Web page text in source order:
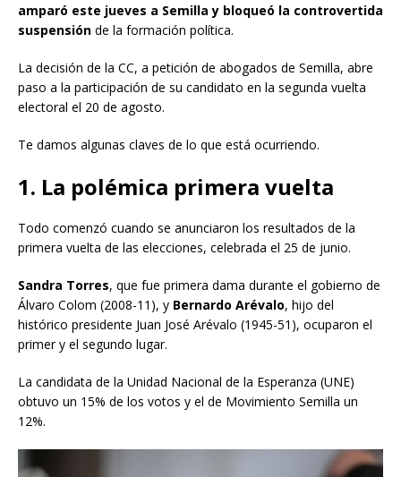
amparó este jueves a Semilla y bloqueó la controvertida
suspensión de la formación política.
La decisión de la CC, a petición de abogados de Semilla, abre
paso a la participación de su candidato en la segunda vuelta
electoral el 20 de agosto.
Te damos algunas claves de lo que está ocurriendo.
1. La polémica primera vuelta
Todo comenzó cuando se anunciaron los resultados de la
primera vuelta de las elecciones, celebrada el 25 de junio.
Sandra Torres, que fue primera dama durante el gobierno de
Álvaro Colom (2008-11), y Bernardo Arévalo, hijo del
histórico presidente Juan José Arévalo (1945-51), ocuparon el
primer y el segundo lugar.
La candidata de la Unidad Nacional de la Esperanza (UNE)
obtuvo un 15% de los votos y el de Movimiento Semilla un
12%.